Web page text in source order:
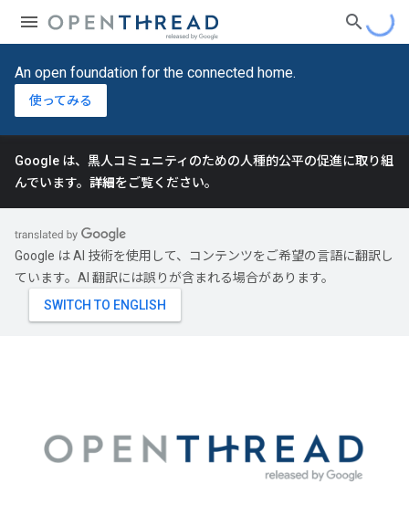
An open foundation for the connected home.
使ってみる
Google は、黒人コミュニティのための人種的公平の促進に取り組
んでいます。 詳細をご覧ください。
Google は AI 技術を使用して、コンテンツをご希望の言語に翻訳し
ています。AI 翻訳には誤りが含まれる場合があります。